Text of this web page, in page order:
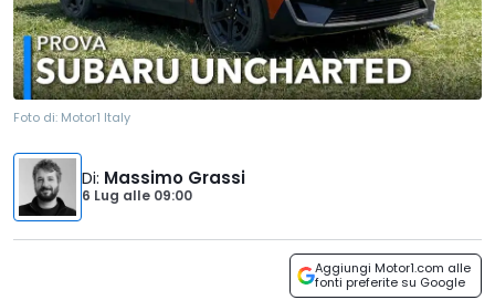
Foto di: Motor1 Italy
Di: Massimo Grassi
6 Lug alle 09:00
Aggiungi Motor1.com alle
fonti preferite su Google